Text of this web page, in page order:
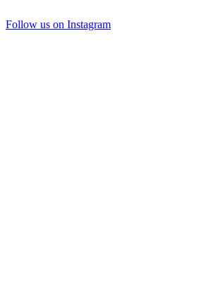
Follow us on Instagram